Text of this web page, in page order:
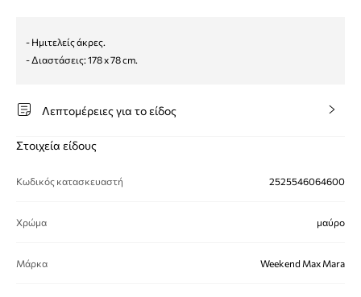
- Ημιτελείς άκρες.
- Διαστάσεις: 178 x 78 cm.
Λεπτομέρειες για το είδος
Στοιχεία είδους
Κωδικός κατασκευαστή 2525546064600
Χρώμα μαύρο
Μάρκα Weekend Max Mara